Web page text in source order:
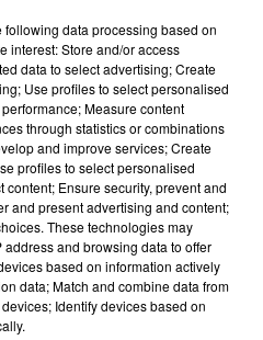
Footlong when you buy 2
Official Subway(@subway) le
que la pâte utilisée dans
cinq fois trop de sucre pour
du "pain". Le poids du sucre
la farine, alors que la loi stipule
2 % du second. "
following data processing based on
interest: Store and/or access
data to select advertising; Create
Use profiles to select personalised
Measure content
through statistics or combinations
and improve services; Create
profiles to select personalised
Ensure security, prevent and
and present advertising and content;
These technologies may
and browsing data to offer
based on information actively
data; Match and combine data from
Identify devices based on